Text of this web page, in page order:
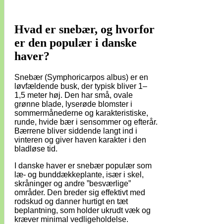
Hvad er snebær, og hvorfor
er den populær i danske
haver?
Snebær (Symphoricarpos albus) er en
løvfældende busk, der typisk bliver 1–
1,5 meter høj. Den har små, ovale
grønne blade, lyserøde blomster i
sommermånederne og karakteristiske,
runde, hvide bær i sensommer og efterår.
Bærrene bliver siddende langt ind i
vinteren og giver haven karakter i den
bladløse tid.
I danske haver er snebær populær som
læ- og bunddækkeplante, især i skel,
skråninger og andre ”besværlige”
områder. Den breder sig effektivt med
rodskud og danner hurtigt en tæt
beplantning, som holder ukrudt væk og
kræver minimal vedligeholdelse.